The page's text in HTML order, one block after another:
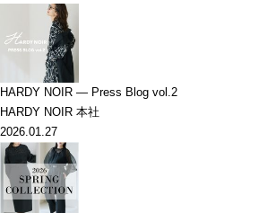
HARDY NOIR — Press Blog vol.2
HARDY NOIR 本社
2026.01.27